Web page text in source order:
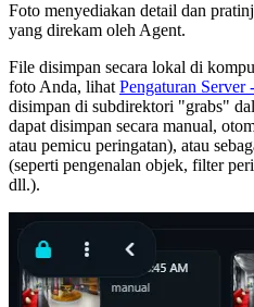
Foto menyediakan detail dan
yang direkam oleh Agent.
File disimpan secara lokal di
foto Anda, lihat Pengaturan Server
disimpan di subdirektori "grabs"
dapat disimpan secara manual,
atau pemicu peringatan), atau
(seperti pengenalan objek, filter
dll.).